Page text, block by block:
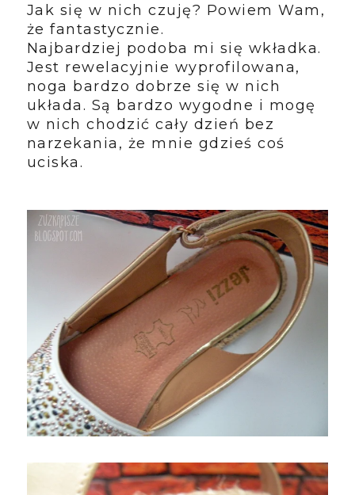
Jak się w nich czuję? Powiem Wam,
że fantastycznie.
Najbardziej podoba mi się wkładka.
Jest rewelacyjnie wyprofilowana,
noga bardzo dobrze się w nich
układa. Są bardzo wygodne i mogę
w nich chodzić cały dzień bez
narzekania, że mnie gdzieś coś
uciska.